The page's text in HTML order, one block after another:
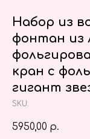
Набор из
фонтан из
кран с
гигант
SKU:
5950,00 р.